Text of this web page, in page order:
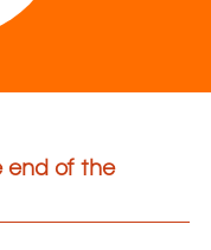
end of the